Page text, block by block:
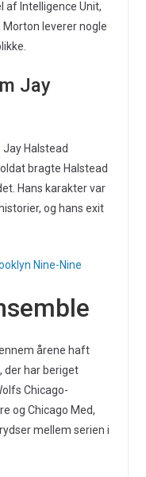
af Intelligence Unit,
leverer nogle
Jay
Halstead
bragte Halstead
Hans karakter var
og hans exit
Nine-Nine
årene haft
der har beriget
Chicago-
og Chicago Med,
mellem serien i